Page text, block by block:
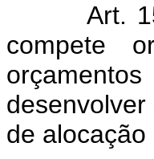
Art. 15.
compete
de